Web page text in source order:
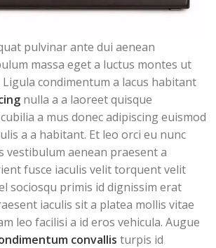
pulvinar ante dui aenean
massa eget a luctus montes ut
condimentum a lacus habitant
nulla a a laoreet quisque
a mus donec adipiscing euismod
a a habitant. Et leo orci eu nunc
vestibulum aenean praesent a
fusce iaculis velit torquent velit
sociosqu primis id dignissim erat
iaculis sit a platea mollis vitae
leo facilisi a id eros vehicula. Augue
convallis turpis id